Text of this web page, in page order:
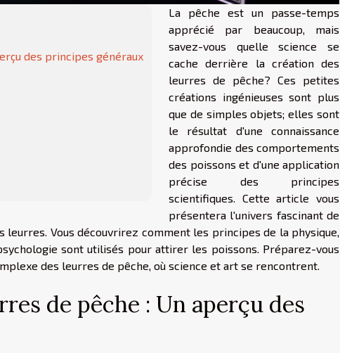
des principes généraux
La pêche est un passe-temps
apprécié par beaucoup, mais
savez-vous quelle science se
cache derrière la création des
leurres de pêche? Ces petites
créations ingénieuses sont plus
que de simples objets; elles sont
le résultat d'une connaissance
approfondie des comportements
des poissons et d'une application
précise des principes
scientifiques. Cette article vous
présentera l'univers fascinant de
Vous découvrirez comment les principes de la physique,
sont utilisés pour attirer les poissons. Préparez-vous
des leurres de pêche, où science et art se rencontrent.
de pêche : Un aperçu des